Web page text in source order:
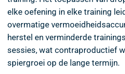
elke oefening in elke training
overmatige
herstel en verminderde
sessies, wat contraproductief
spiergroei op de lange termijn.